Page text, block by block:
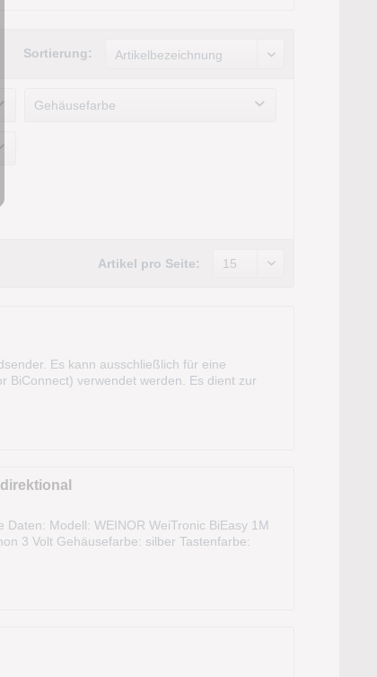
Sortierung:
Gehäusefarbe
Artikel pro Seite:
Es kann ausschließlich für eine
BiConnect) verwendet werden. Es dient zur
Modell: WEINOR WeiTronic BiEasy 1M
3 Volt Gehäusefarbe: silber Tastenfarbe: